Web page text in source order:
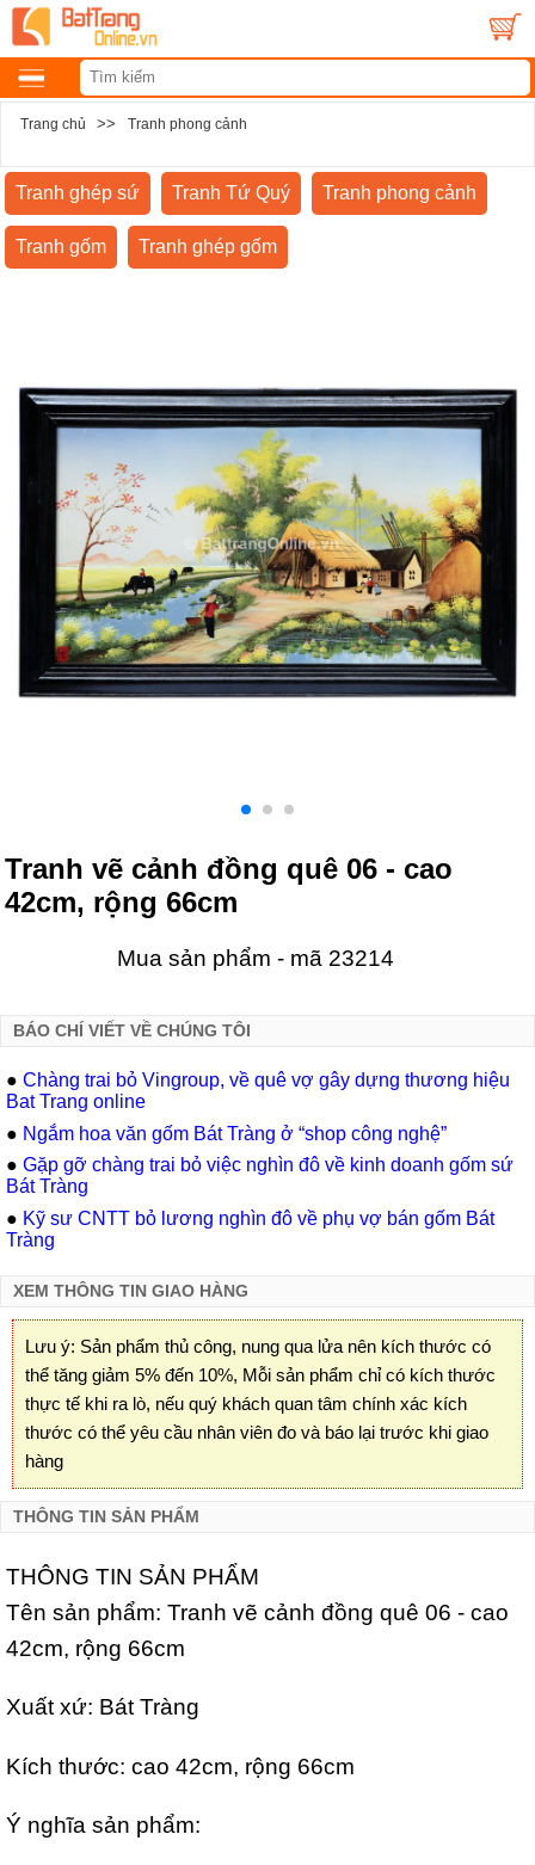
Trang chủ >> Tranh phong cảnh
Tranh ghép sứ Tranh Tứ Quý Tranh phong cảnh
Tranh gốm Tranh ghép gốm
Tranh vẽ cảnh đồng quê 06 - cao
42cm, rộng 66cm
Mua sản phẩm - mã 23214
BÁO CHÍ VIẾT VỀ CHÚNG TÔI
● Chàng trai bỏ Vingroup, về quê vợ gây dựng thương hiệu
Bat Trang online
● Ngắm hoa văn gốm Bát Tràng ở “shop công nghệ”
● Gặp gỡ chàng trai bỏ việc nghìn đô về kinh doanh gốm sứ
Bát Tràng
● Kỹ sư CNTT bỏ lương nghìn đô về phụ vợ bán gốm Bát
Tràng
XEM THÔNG TIN GIAO HÀNG
Lưu ý: Sản phẩm thủ công, nung qua lửa nên kích thước có
thể tăng giảm 5% đến 10%, Mỗi sản phẩm chỉ có kích thước
thực tế khi ra lò, nếu quý khách quan tâm chính xác kích
thước có thể yêu cầu nhân viên đo và báo lại trước khi giao
hàng
THÔNG TIN SẢN PHẨM
THÔNG TIN SẢN PHẨM
Tên sản phẩm: Tranh vẽ cảnh đồng quê 06 - cao
42cm, rộng 66cm
Xuất xứ: Bát Tràng
Kích thước: cao 42cm, rộng 66cm
Ý nghĩa sản phẩm: